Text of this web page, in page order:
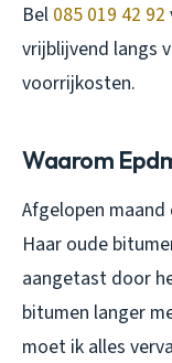
Bel 085 019 42 92
vrijblijvend langs
voorrijkosten.
Waarom
Afgelopen maand
Haar oude
aangetast door
bitumen langer
moet ik alles